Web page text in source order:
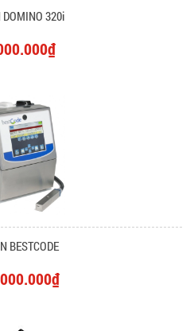
DOMINO 320i
BESTCODE